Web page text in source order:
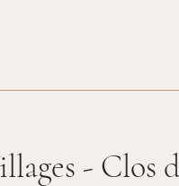
- Clos